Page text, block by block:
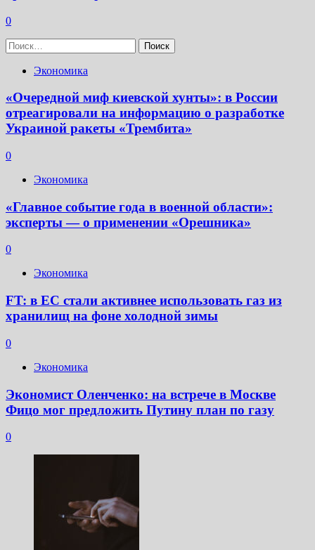
0
Найти:
Экономика
«Очередной миф киевской хунты»: в России
отреагировали на информацию о разработке
Украиной ракеты «Трембита»
0
Экономика
«Главное событие года в военной области»:
эксперты — о применении «Орешника»
0
Экономика
FT: в ЕС стали активнее использовать газ из
хранилищ на фоне холодной зимы
0
Экономика
Экономист Оленченко: на встрече в Москве
Фицо мог предложить Путину план по газу
0